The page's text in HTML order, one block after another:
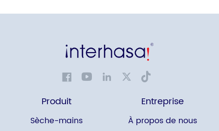
Produit
Sèche-mains
Entreprise
À propos de nous